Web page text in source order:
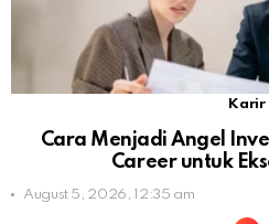
Karir
Cara Menjadi Angel
Career untuk
August 5, 2026, 12:35 am